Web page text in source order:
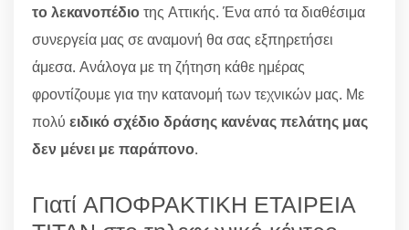
το λεκανοπέδιοτης Αττικής. Ένα από τα διαθέσιμα
συνεργεία μας σε αναμονή θα σας εξπηρετήσει
άμεσα. Ανάλογα με τη ζήτηση κάθε ημέρας
φροντίζουμε για την κατανομή των τεχνικών μας. Με
πολύ ειδικό σχέδιο δράσης κανένας πελάτης μας
δεν μένει με παράπονο.
Γιατί ΑΠΟΦΡΑΚΤΙΚΗ ΕΤΑΙΡΕΙΑ